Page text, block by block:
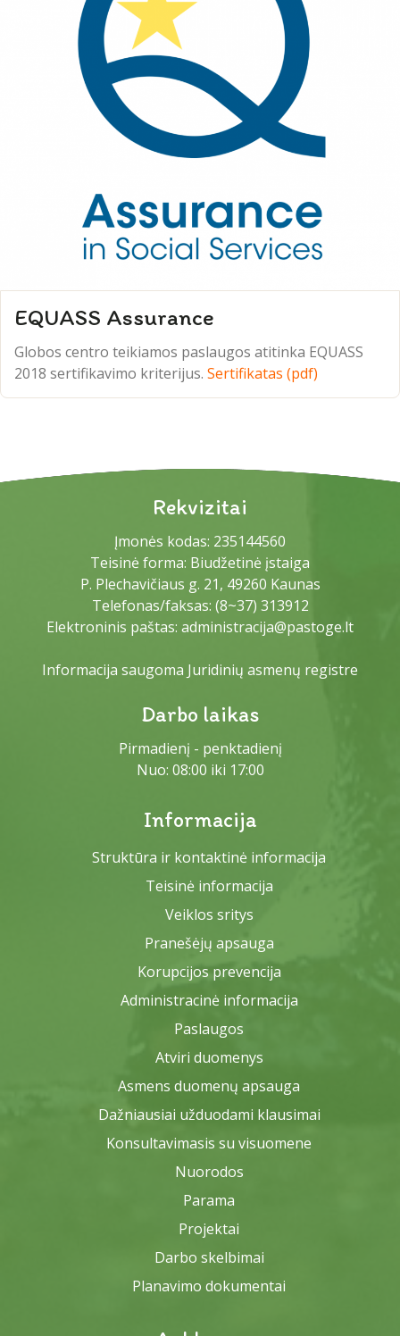
EQUASS Assurance
Globos centro teikiamos paslaugos atitinka EQUASS
2018 sertifikavimo kriterijus. Sertifikatas (pdf)
Rekvizitai
Įmonės kodas: 235144560
Teisinė forma: Biudžetinė įstaiga
P. Plechavičiaus g. 21, 49260 Kaunas
Telefonas/faksas: (8~37) 313912
Elektroninis paštas: administracija@pastoge.lt
Informacija saugoma Juridinių asmenų registre
Darbo laikas
Pirmadienį - penktadienį
Nuo: 08:00 iki 17:00
Informacija
Struktūra ir kontaktinė informacija
Teisinė informacija
Veiklos sritys
Pranešėjų apsauga
Korupcijos prevencija
Administracinė informacija
Paslaugos
Atviri duomenys
Asmens duomenų apsauga
Dažniausiai užduodami klausimai
Konsultavimasis su visuomene
Nuorodos
Parama
Projektai
Darbo skelbimai
Planavimo dokumentai